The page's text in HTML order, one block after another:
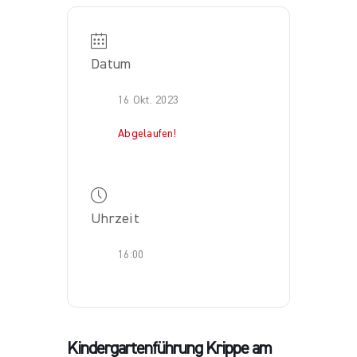
Datum
16 Okt. 2023
Abgelaufen!
Uhrzeit
16:00
Kindergartenführung Krippe am